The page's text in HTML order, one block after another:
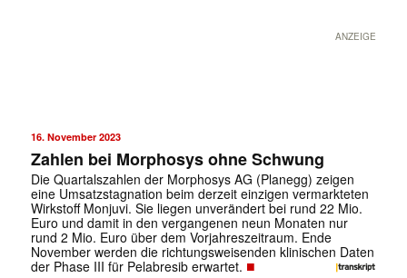
ANZEIGE
16. November 2023
Zahlen bei Morphosys ohne Schwung
Die Quartalszahlen der Morphosys AG (Planegg) zeigen
eine Umsatzstagnation beim derzeit einzigen vermarkteten
Wirkstoff Monjuvi. Sie liegen unverändert bei rund 22 Mio.
Euro und damit in den vergangenen neun Monaten nur
rund 2 Mio. Euro über dem Vorjahreszeitraum. Ende
November werden die richtungsweisenden klinischen Daten
der Phase III für Pelabresib erwartet. ■